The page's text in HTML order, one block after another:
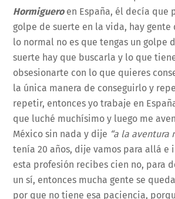
Hormigueroen España, él decía que
golpe de suerte en la vida, hay
lo normal no es que tengas un golpe
suerte hay que buscarla y lo que
obsesionarte con lo que quieres
la única manera de conseguirlo y
repetir, entonces yo trabaje en
que luché muchísimo y luego me
México sin nada y dije “a la aventura
tenía 20 años, dije vamos para allá e
esta profesión recibes cien no, para
un sí, entonces mucha gente se
por que no tiene esa paciencia,